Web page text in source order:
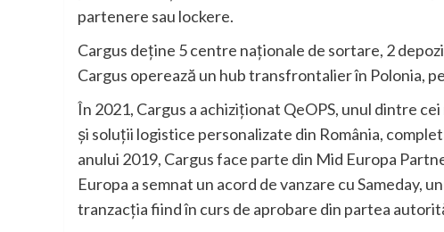
partenere sau lockere.
Cargus deține 5 centre naționale de sortare, 2
Cargus operează un hub transfrontalier în Polonia,
În 2021, Cargus a achiziționat QeOPS, unul dintre
și soluții logistice personalizate din România,
anului 2019, Cargus face parte din Mid Europa
Europa a semnat un acord de vanzare cu Sameday,
tranzacția fiind în curs de aprobare din partea